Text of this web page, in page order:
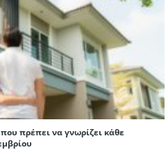
πρέπει να γνωρίζει κάθε